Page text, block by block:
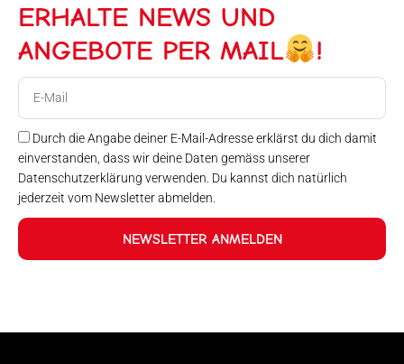
ERHALTE NEWS UND
ANGEBOTE PER MAIL
!
Durch die Angabe deiner E-Mail-Adresse erklärst du dich damit
einverstanden, dass wir deine Daten gemäss unserer
Datenschutzerklärung verwenden. Du kannst dich natürlich
jederzeit vom Newsletter abmelden.
NEWSLETTER ANMELDEN